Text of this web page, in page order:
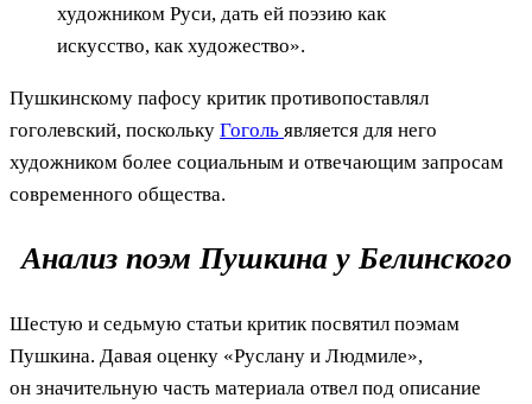
художником Руси, дать ей поэзию как
искусство, как художество».
Пушкинскому пафосу критик противопоставлял
гоголевский, поскольку Гоголь является для него
художником более социальным и отвечающим запросам
современного общества.
Анализ поэм Пушкина у Белинского
Шестую и седьмую статьи критик посвятил поэмам
Пушкина. Давая оценку «Руслану и Людмиле»,
он значительную часть материала отвел под описание